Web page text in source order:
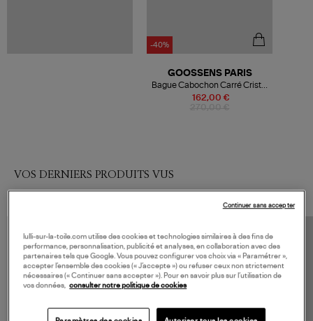
-40%
162,00 €
GOOSSENS PARIS
Bague Cabochon Carré Cristal
de Roche Vieux Rose
VOS DERNIERS PRODUITS VUS
lulli-sur-la-toile.com utilise des cookies et technologies similaires à des fins de
performance, personnalisation, publicité et analyses, en collaboration avec des
partenaires tels que Google. Vous pouvez configurer vos choix via « Paramétrer »,
accepter l’ensemble des cookies (« J’accepte ») ou refuser ceux non strictement
nécessaires (« Continuer sans accepter »). Pour en savoir plus sur l’utilisation de
vos données,
consulter notre politique de cookies
Continuer sans accepter